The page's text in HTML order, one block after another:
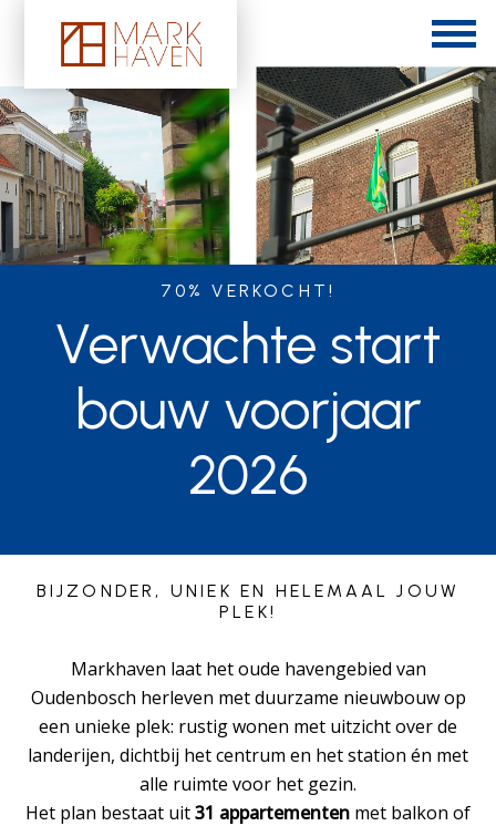
70% VERKOCHT!
Verwachte start
bouw voorjaar
2026
BIJZONDER, UNIEK EN HELEMAAL JOUW
PLEK!
Markhaven laat het oude havengebied van
Oudenbosch herleven met duurzame nieuwbouw op
een unieke plek: rustig wonen met uitzicht over de
landerijen, dichtbij het centrum en het station én met
alle ruimte voor het gezin.
Het plan bestaat uit31 appartementen met balkon of